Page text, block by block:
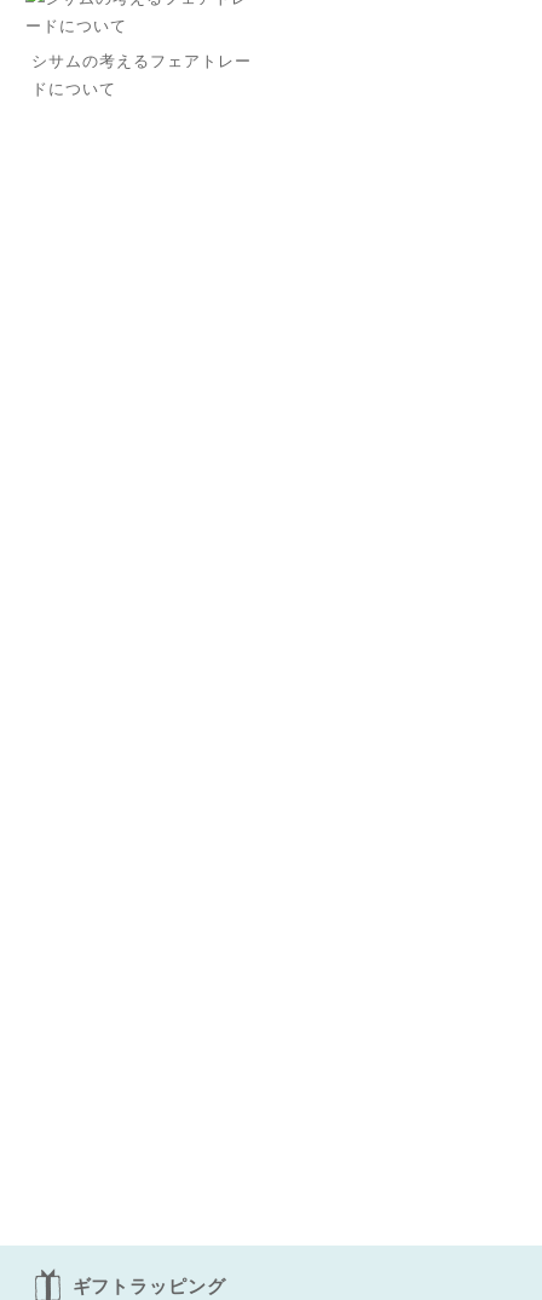
シサムの考えるフェアトレー
ドについて
ギフトラッピング